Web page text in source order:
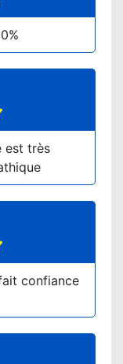
est très
confiance